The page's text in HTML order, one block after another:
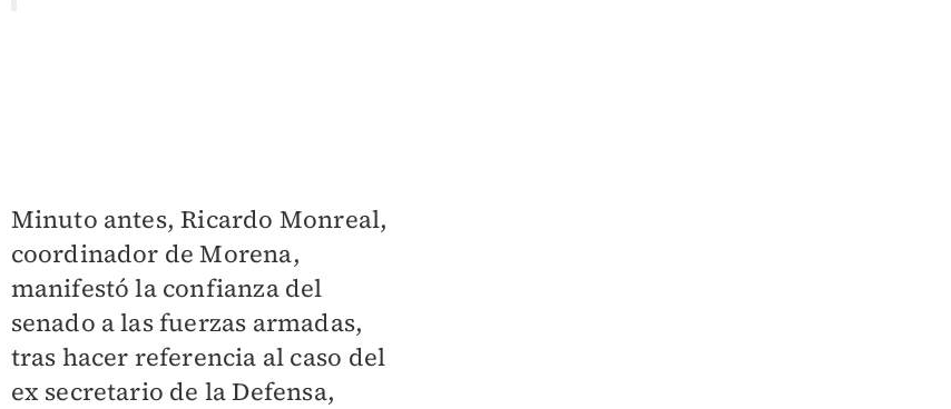
Minuto antes, Ricardo Monreal,
coordinador de Morena,
manifestó la confianza del
senado a las fuerzas armadas,
tras hacer referencia al caso del
ex secretario de la Defensa,